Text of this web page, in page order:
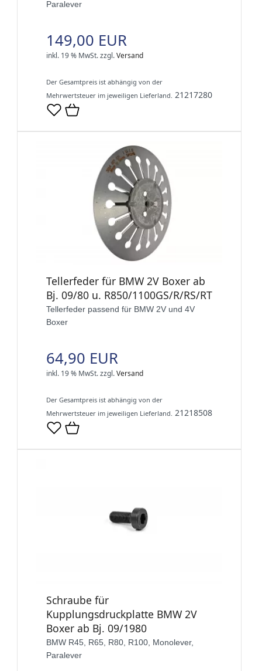
Paralever
149,00 EUR
inkl. 19 % MwSt.zzgl.Versand
Der Gesamtpreis ist abhängig von der
Mehrwertsteuer im jeweiligen Lieferland. 21217280
Tellerfeder für BMW 2V Boxer ab
Bj. 09/80 u. R850/1100GS/R/RS/RT
Tellerfeder passend für BMW 2V und 4V
Boxer
64,90 EUR
inkl. 19 % MwSt.zzgl.Versand
Der Gesamtpreis ist abhängig von der
Mehrwertsteuer im jeweiligen Lieferland. 21218508
Schraube für
Kupplungsdruckplatte BMW 2V
Boxer ab Bj. 09/1980
BMW R45, R65, R80, R100, Monolever,
Paralever